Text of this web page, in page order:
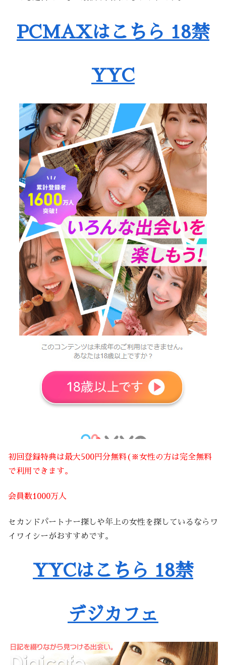
PCMAXはこちら 18禁
YYC
初回登録特典は最大500円分無料(※女性の方は完全無料
で利用できます。
会員数1000万人
セカンドパートナー探しや年上の女性を探しているならワ
イワイシーがおすすめです。
YYCはこちら 18禁
デジカフェ